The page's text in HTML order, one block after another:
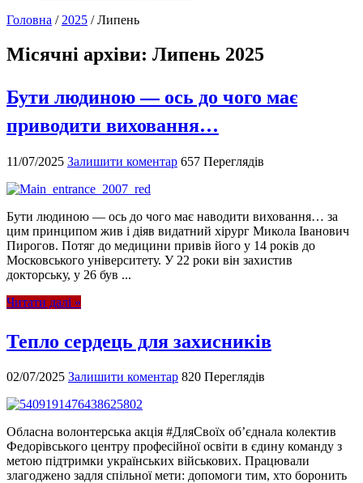
Головна / 2025 /Липень
Місячні архіви: Липень 2025
Бути людиною — ось до чого має
приводити виховання…
11/07/2025 Залишити коментар 657 Переглядів
Бути людиною — ось до чого має наводити виховання… за
цим принципом жив і діяв видатний хірург Микола Іванович
Пирогов. Потяг до медицини привів його у 14 років до
Московського університету. У 22 роки він захистив
докторську, у 26 був ...
Читати далі »
Тепло сердець для захисників
02/07/2025 Залишити коментар 820 Переглядів
Обласна волонтерська акція #ДляСвоїх об’єднала колектив
Федорівського центру професійної освіти в єдину команду з
метою підтримки українських військових. Працювали
злагоджено задля спільної мети: допомоги тим, хто боронить